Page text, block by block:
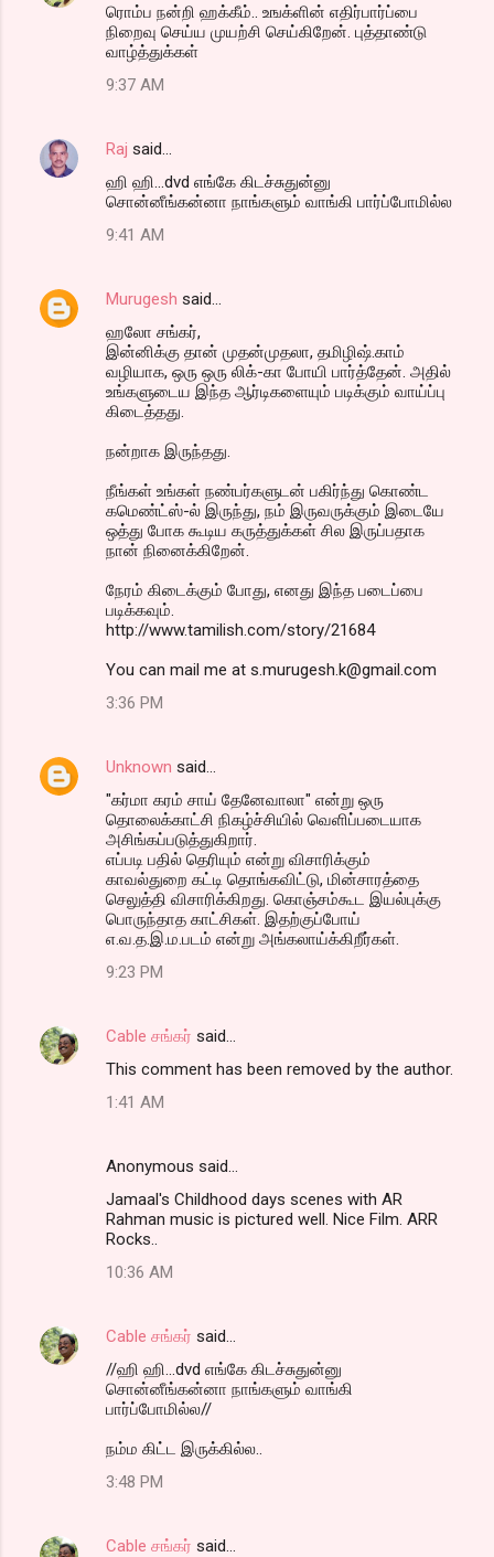
ரொம்ப நன்றி ஹக்கீம்.. உஙக்ளின் எதிர்பார்ப்பை
நிறைவு செய்ய முயற்சி செய்கிறேன். புத்தாண்டு
வாழ்த்துக்கள்
9:37 AM
Raj said…
ஹி ஹி...dvd எங்கே கிடச்சுதுன்னு
சொன்னீங்கன்னா நாங்களும் வாங்கி பார்ப்போமில்ல
9:41 AM
Murugesh said…
ஹலோ சங்கர்,
இன்னிக்கு தான் முதன்முதலா, தமிழிஷ்.காம்
வழியாக, ஒரு ஒரு லிக்-கா போயி பார்த்தேன். அதில்
உங்களுடைய இந்த ஆர்டிகளையும் படிக்கும் வாய்ப்பு
கிடைத்தது.
நன்றாக இருந்தது.
நீங்கள் உங்கள் நண்பர்களுடன் பகிர்ந்து கொண்ட
கமெண்ட்ஸ்-ல் இருந்து, நம் இருவருக்கும் இடையே
ஒத்து போக கூடிய கருத்துக்கள் சில இருப்பதாக
நான் நினைக்கிறேன்.
நேரம் கிடைக்கும் போது, எனது இந்த படைப்பை
படிக்கவும்.
http://www.tamilish.com/story/21684
You can mail me at s.murugesh.k@gmail.com
3:36 PM
Unknown said…
"கர்மா கரம் சாய் தேனேவாலா" என்று ஒரு
தொலைக்காட்சி நிகழ்ச்சியில் வெளிப்படையாக
அசிங்கப்படுத்துகிறார்.
எப்படி பதில் தெரியும் என்று விசாரிக்கும்
காவல்துறை கட்டி தொங்கவிட்டு, மின்சாரத்தை
செலுத்தி விசாரிக்கிறது. கொஞ்சம்கூட இயல்புக்கு
பொருந்தாத காட்சிகள். இதற்குப்போய்
எ.வ.த.இ.ம.படம் என்று அங்கலாய்க்கிறீர்கள்.
9:23 PM
Cable சங்கர் said…
This comment has been removed by the author.
1:41 AM
Anonymous said…
Jamaal's Childhood days scenes with AR
Rahman music is pictured well. Nice Film. ARR
Rocks..
10:36 AM
Cable சங்கர் said…
//ஹி ஹி...dvd எங்கே கிடச்சுதுன்னு
சொன்னீங்கன்னா நாங்களும் வாங்கி
பார்ப்போமில்ல//
நம்ம கிட்ட இருக்கில்ல..
3:48 PM
Cable சங்கர் said…